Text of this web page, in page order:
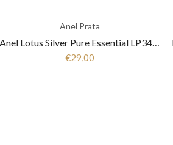
Anel Prata
Anel Lotus Silver Pure Essential LP3443-3/1 Mulher Prata
€29,00